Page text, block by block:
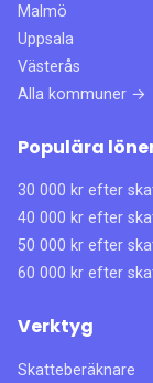
Malmö
Uppsala
Västerås
Alla kommuner →
Populära
30 000 kr efter
40 000 kr efter
50 000 kr efter
60 000 kr efter
Verktyg
Skatteberäknare